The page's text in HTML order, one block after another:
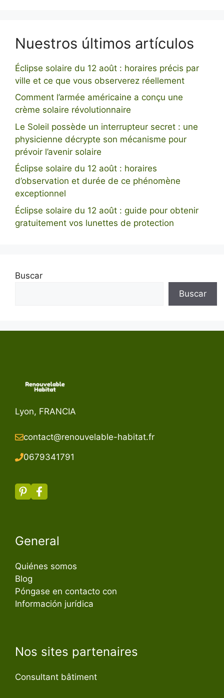
Nuestros últimos artículos
Éclipse solaire du 12 août : horaires précis par
ville et ce que vous observerez réellement
Comment l’armée américaine a conçu une
crème solaire révolutionnaire
Le Soleil possède un interrupteur secret : une
physicienne décrypte son mécanisme pour
prévoir l’avenir solaire
Éclipse solaire du 12 août : horaires
d’observation et durée de ce phénomène
exceptionnel
Éclipse solaire du 12 août : guide pour obtenir
gratuitement vos lunettes de protection
Buscar
Buscar
Lyon, FRANCIA
contact@renouvelable-habitat.fr
0679341791
General
Quiénes somos
Blog
Póngase en contacto con
Información jurídica
Nos sites partenaires
Consultant bâtiment